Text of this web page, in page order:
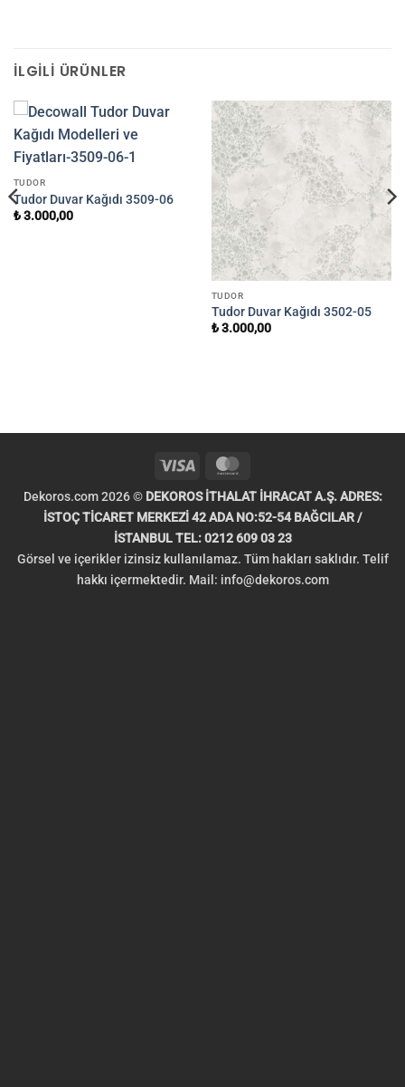
İLGILI ÜRÜNLER
TUDOR
Tudor Duvar Kağıdı 3509-06
₺3.000,00
TUDOR
Tudor Duvar Kağıdı 3502-05
₺3.000,00
Visa
Dekoros.com 2026 © DEKOROS İTHALAT İHRACAT A.Ş. ADRES:
İSTOÇ TİCARET MERKEZİ 42 ADA NO:52-54 BAĞCILAR /
İSTANBUL TEL: 0212 609 03 23
Görsel ve içerikler izinsiz kullanılamaz. Tüm hakları saklıdır. Telif
hakkı içermektedir. Mail: info@dekoros.com